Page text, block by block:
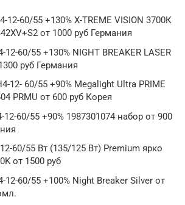
12-60/55 +130% X-TREME VISION 3700К
от 1000 руб Германия
12-60/55 +130% NIGHT BREAKER LASER
руб Германия
12- 60/55 +90% Megalight Ultra PRIME
PRMU от 600 руб Корея
12-60/55 +90% 1987301074 набор от 900
12-60/55 Вт (135/125 Вт) Premium ярко
от 1500 руб
12-60/55 +100% Night Breaker Silver от